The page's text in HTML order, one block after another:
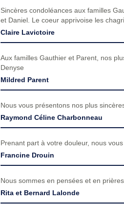
Sincères condoléances aux familles
et Daniel. Le coeur apprivoise les
Claire Lavictoire
Aux familles Gauthier et Parent, nos
Denyse
Mildred Parent
Nous vous présentons nos plus
Raymond Céline Charbonneau
Prenant part à votre douleur, nous
Francine Drouin
Nous sommes en pensées et en
Rita et Bernard Lalonde